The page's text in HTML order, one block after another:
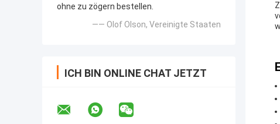
ohne zu zögern bestellen.
—— Olof Olson, Vereinigte Staaten
ICH BIN ONLINE CHAT JETZT